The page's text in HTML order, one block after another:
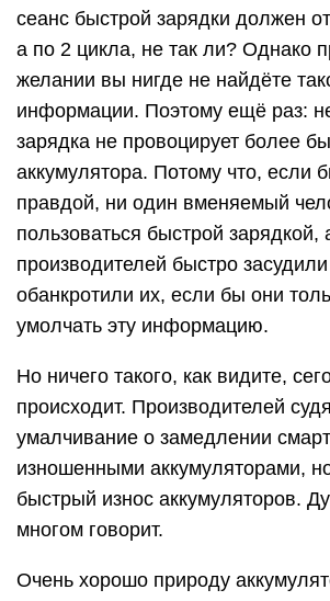
сеанс быстрой зарядки должен
а по 2 цикла, не так ли? Однако
желании вы нигде не найдёте
информации. Поэтому ещё раз:
зарядка не провоцирует более
аккумулятора. Потому что, если
правдой, ни один вменяемый
пользоваться быстрой зарядкой,
производителей быстро
обанкротили их, если бы они
умолчать эту информацию.
Но ничего такого, как видите,
происходит. Производителей
умалчивание о замедлении
изношенными аккумуляторами,
быстрый износ аккумуляторов.
многом говорит.
Очень хорошо природу